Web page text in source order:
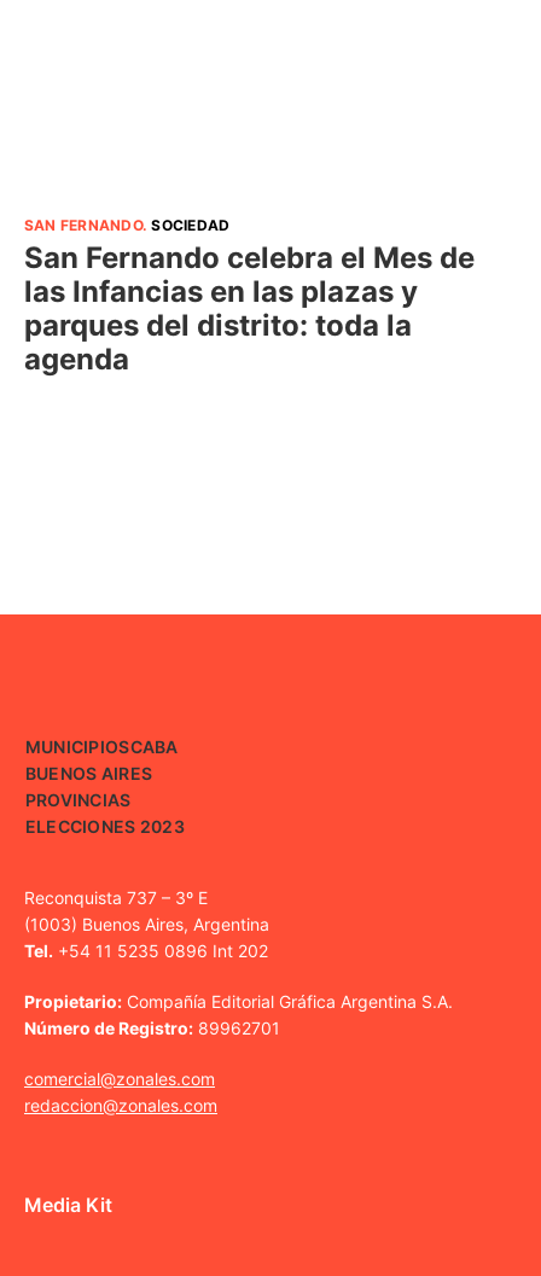
SAN FERNANDO.SOCIEDAD
San Fernando celebra el Mes de
las Infancias en las plazas y
parques del distrito: toda la
agenda
MUNICIPIOSCABA
BUENOS AIRES
PROVINCIAS
ELECCIONES 2023
Reconquista 737 – 3º E
(1003) Buenos Aires, Argentina
Tel. +54 11 5235 0896 Int 202
Propietario: Compañía Editorial Gráfica Argentina S.A.
Número de Registro: 89962701
comercial@zonales.com
redaccion@zonales.com
Media Kit